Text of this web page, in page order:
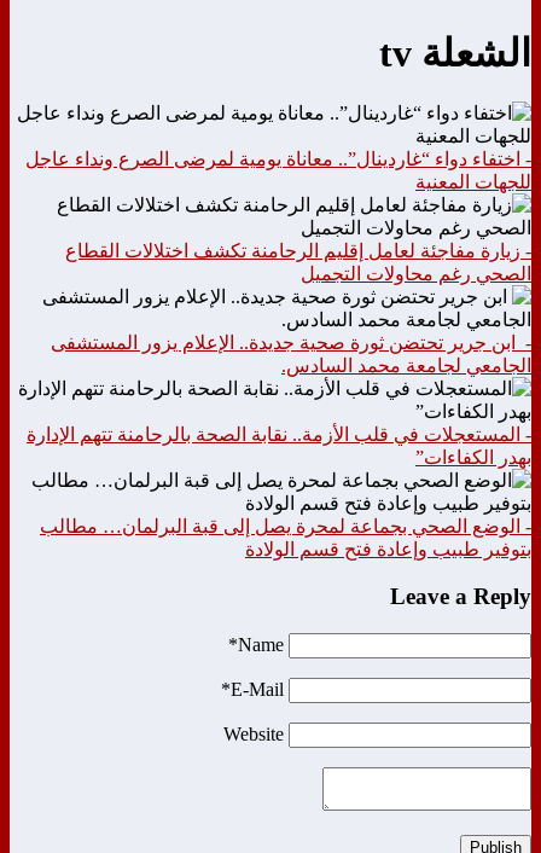
الشعلة tv
- اختفاء دواء “غاردينال”.. معاناة يومية لمرضى الصرع ونداء عاجل
للجهات المعنية
- زيارة مفاجئة لعامل إقليم الرحامنة تكشف اختلالات القطاع
الصحي رغم محاولات التجميل
- ابن جرير تحتضن ثورة صحية جديدة.. الإعلام يزور المستشفى
الجامعي لجامعة محمد السادس.
- المستعجلات في قلب الأزمة.. نقابة الصحة بالرحامنة تتهم الإدارة
بهدر الكفاءات”
- الوضع الصحي بجماعة لمحرة يصل إلى قبة البرلمان… مطالب
بتوفير طبيب وإعادة فتح قسم الولادة
Leave a Reply
Name*
E-Mail*
Website
Publish